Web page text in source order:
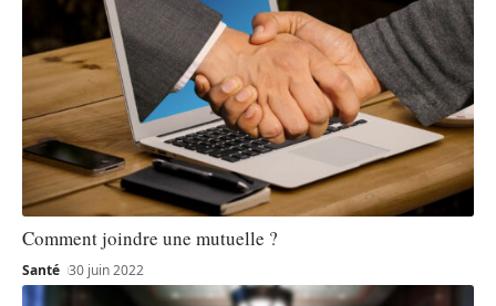
Comment joindre une mutuelle ?
Santé 30 juin 2022